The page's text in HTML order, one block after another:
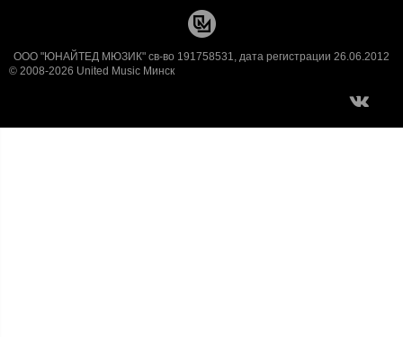
ООО "ЮНАЙТЕД МЮЗИК" св-во 191758531, дата регистрации 26.06.2012
© 2008-2026 United Music Минск